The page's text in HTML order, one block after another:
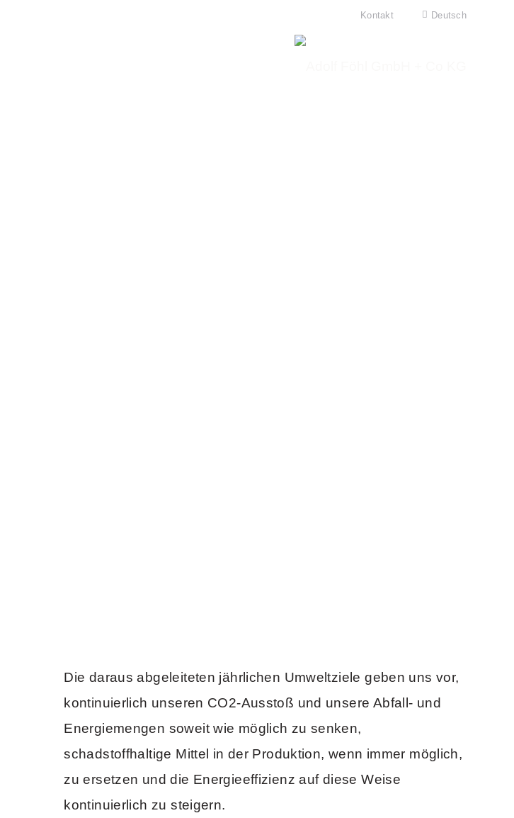
Kontakt Deutsch
Die daraus abgeleiteten jährlichen Umweltziele geben uns vor,
kontinuierlich unseren CO2-Ausstoß und unsere Abfall- und
Energiemengen soweit wie möglich zu senken,
schadstoffhaltige Mittel in der Produktion, wenn immer möglich,
zu ersetzen und die Energieeffizienz auf diese Weise
kontinuierlich zu steigern.